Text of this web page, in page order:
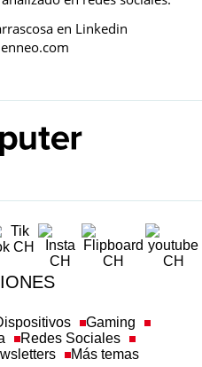
en Linkedin